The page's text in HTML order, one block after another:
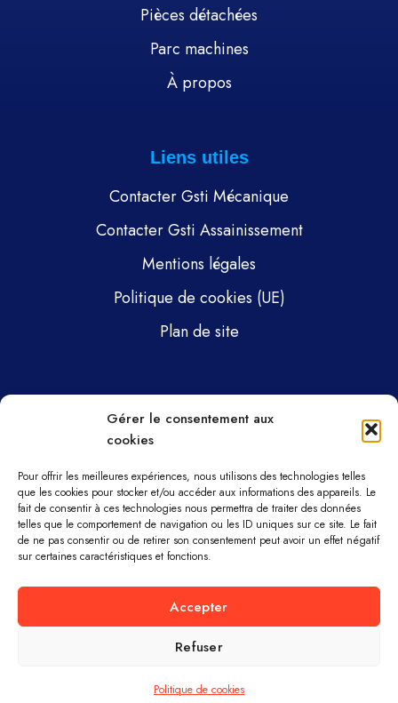
Gérer le consentement aux
cookies
Pour offrir les meilleures expériences, nous utilisons des technologies telles
que les cookies pour stocker et/ou accéder aux informations des appareils. Le
fait de consentir à ces technologies nous permettra de traiter des données
telles que le comportement de navigation ou les ID uniques sur ce site. Le fait
de ne pas consentir ou de retirer son consentement peut avoir un effet négatif
sur certaines caractéristiques et fonctions.
Accepter
Refuser
Politique de cookies
Pièces détachées
Parc machines
À propos
Liens utiles
Contacter Gsti Mécanique
Contacter Gsti Assainissement
Mentions légales
Politique de cookies (UE)
Plan de site
Gsti Mécanique
Gsti Assainissement
Pièces détachées
Parc machines
GSTI MÉCANIQUE ET ASSAINISSEMENT ©
TOUS DROITS RÉSERVÉS.